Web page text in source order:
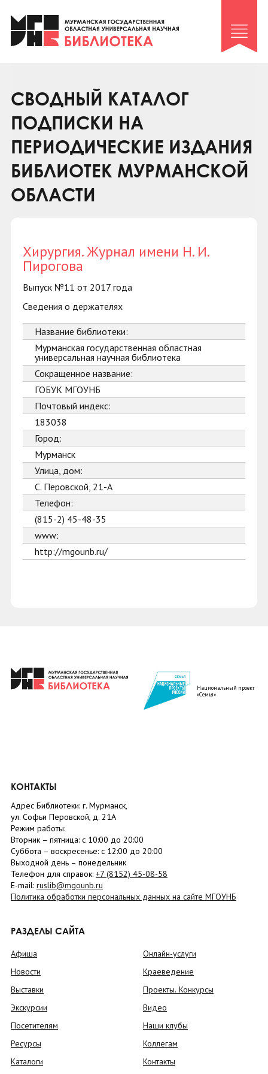
Клуб «Гиря и сельдерей»
Клуб «Семейный архив»
Коллегам
Контакты
СВОДНЫЙ КАТАЛОГ
ПОДПИСКИ НА
ПЕРИОДИЧЕСКИЕ ИЗДАНИЯ
БИБЛИОТЕК МУРМАНСКОЙ
ОБЛАСТИ
Хирургия. Журнал имени Н. И.
Пирогова
Выпуск №11 от 2017 года
Сведения о держателях
Название библиотеки:
Мурманская государственная областная
универсальная научная библиотека
Сокращенное название:
ГОБУК МГОУНБ
Почтовый индекс:
183038
Город:
Мурманск
Улица, дом:
С. Перовской, 21-А
Телефон:
(815-2) 45-48-35
www:
http://mgounb.ru/
Национальный проект
«Семья»
КОНТАКТЫ
Адрес Библиотеки: г. Мурманск,
ул. Софьи Перовской, д. 21А
Режим работы:
Вторник – пятница: с 10:00 до 20:00
Суббота – воскресенье: c 12:00 до 20:00
Выходной день – понедельник
Телефон для справок: +7 (8152) 45-08-58
E-mail: ruslib@mgounb.ru
Политика обработки персональных данных на сайте МГОУНБ
РАЗДЕЛЫ САЙТА
Афиша
Новости
Выставки
Экскурсии
Посетителям
Ресурсы
Каталоги
Онлайн-услуги
Краеведение
Проекты. Конкурсы
Видео
Наши клубы
Коллегам
Контакты